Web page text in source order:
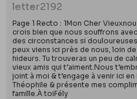
letter2192
Page 1 Recto : 1Mon Cher
crois bien que nous souffrons
des circonstances si
peux viens ici près de nous, loin
hideurs. Tu trouveras un peu de
vieux amis qui t’aiment.Nous
joint à moi & t’engage à venir ici
Théophile & présente mes
famille.À toiFély